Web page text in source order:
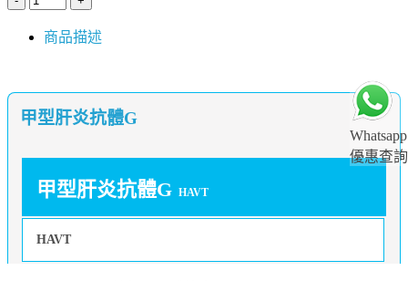
Whatsapp
優惠查詢
商品描述
甲型肝炎抗體G
甲型肝炎抗體G HAVT
HAVT